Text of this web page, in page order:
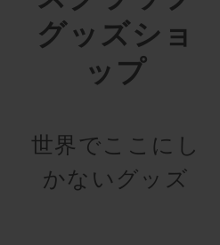
グッズショ
ップ
世界でここにし
かないグッズ